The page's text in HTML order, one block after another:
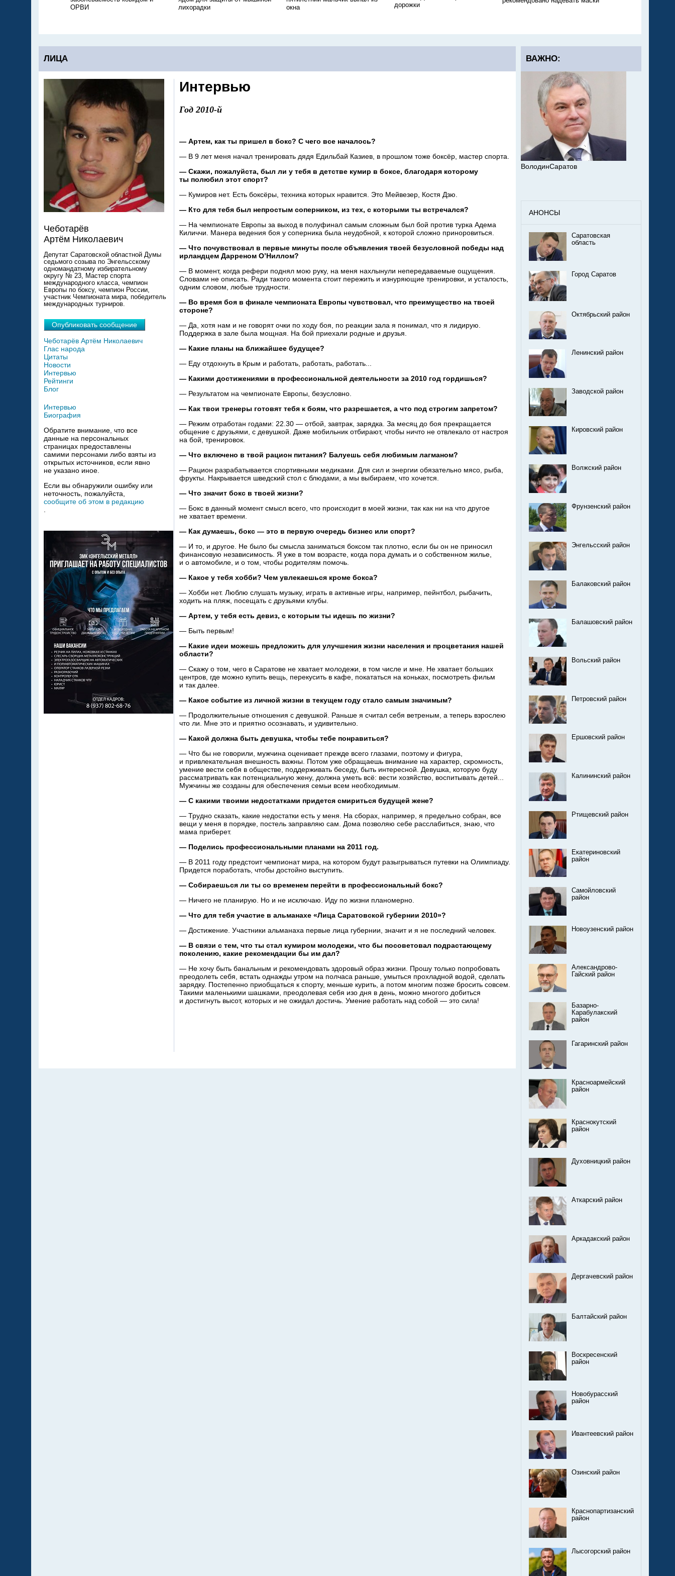
ОРВИ
лихорадки
окна
дорожки
ЛИЦА
Интервью
Год 2010-й
— Артем, как ты пришел в бокс? С чего все началось?
— В 9 лет меня начал тренировать дядя Едильбай Казиев, в прошлом тоже боксёр, мастер спорта.
— Скажи, пожалуйста, был ли у тебя в детстве кумир в боксе, благодаря которому
ты полюбил этот спорт?
— Кумиров нет. Есть боксёры, техника которых нравится. Это Мейвезер, Костя Дзю.
— Кто для тебя был непростым соперником, из тех, с которыми ты встречался?
— На чемпионате Европы за выход в полуфинал самым сложным был бой против турка Адема
Киличчи. Манера ведения боя у соперника была неудобной, к которой сложно приноровиться.
— Что почувствовал в первые минуты после объявления твоей безусловной победы над
ирландцем Дарреном О’Ниллом?
— В момент, когда рефери поднял мою руку, на меня нахлынули непередаваемые ощущения.
Словами не описать. Ради такого момента стоит пережить и изнуряющие тренировки, и усталость,
одним словом, любые трудности.
— Во время боя в финале чемпионата Европы чувствовал, что преимущество на твоей
стороне?
— Да, хотя нам и не говорят очки по ходу боя, по реакции зала я понимал, что я лидирую.
Поддержка в зале была мощная. На бой приехали родные и друзья.
— Какие планы на ближайшее будущее?
— Еду отдохнуть в Крым и работать, работать, работать...
— Какими достижениями в профессиональной деятельности за 2010 год гордишься?
— Результатом на чемпионате Европы, безусловно.
— Как твои тренеры готовят тебя к боям, что разрешается, а что под строгим запретом?
— Режим отработан годами: 22.30 — отбой, завтрак, зарядка. За месяц до боя прекращается
общение с друзьями, с девушкой. Даже мобильник отбирают, чтобы ничто не отвлекало от настроя
на бой, тренировок.
— Что включено в твой рацион питания? Балуешь себя любимым лагманом?
— Рацион разрабатывается спортивными медиками. Для сил и энергии обязательно мясо, рыба,
фрукты. Накрывается шведский стол с блюдами, а мы выбираем, что хочется.
— Что значит бокс в твоей жизни?
— Бокс в данный момент смысл всего, что происходит в моей жизни, так как ни на что другое
не хватает времени.
— Как думаешь, бокс — это в первую очередь бизнес или спорт?
— И то, и другое. Не было бы смысла заниматься боксом так плотно, если бы он не приносил
финансовую независимость. Я уже в том возрасте, когда пора думать и о собственном жилье,
и о автомобиле, и о том, чтобы родителям помочь.
— Какое у тебя хобби? Чем увлекаешься кроме бокса?
— Хобби нет. Люблю слушать музыку, играть в активные игры, например, пейнтбол, рыбачить,
ходить на пляж, посещать с друзьями клубы.
— Артем, у тебя есть девиз, с которым ты идешь по жизни?
— Быть первым!
— Какие идеи можешь предложить для улучшения жизни населения и процветания нашей
области?
— Скажу о том, чего в Саратове не хватает молодежи, в том числе и мне. Не хватает больших
центров, где можно купить вещь, перекусить в кафе, покататься на коньках, посмотреть фильм
и так далее.
— Какое событие из личной жизни в текущем году стало самым значимым?
— Продолжительные отношения с девушкой. Раньше я считал себя ветреным, а теперь взрослею
что ли. Мне это и приятно осознавать, и удивительно.
— Какой должна быть девушка, чтобы тебе понравиться?
— Что бы не говорили, мужчина оценивает прежде всего глазами, поэтому и фигура,
и привлекательная внешность важны. Потом уже обращаешь внимание на характер, скромность,
умение вести себя в обществе, поддерживать беседу, быть интересной. Девушка, которую буду
рассматривать как потенциальную жену, должна уметь всё: вести хозяйство, воспитывать детей...
Мужчины же созданы для обеспечения семьи всем необходимым.
— С какими твоими недостатками придется смириться будущей жене?
— Трудно сказать, какие недостатки есть у меня. На сборах, например, я предельно собран, все
вещи у меня в порядке, постель заправляю сам. Дома позволяю себе расслабиться, знаю, что
мама приберет.
— Поделись профессиональными планами на 2011 год.
— В 2011 году предстоит чемпионат мира, на котором будут разыгрываться путевки на Олимпиаду.
Придется поработать, чтобы достойно выступить.
— Собираешься ли ты со временем перейти в профессиональный бокс?
— Ничего не планирую. Но и не исключаю. Иду по жизни планомерно.
— Что для тебя участие в альманахе «Лица Саратовской губернии 2010»?
— Достижение. Участники альманаха первые лица губернии, значит и я не последний человек.
— В связи с тем, что ты стал кумиром молодежи, что бы посоветовал подрастающему
поколению, какие рекомендации бы им дал?
— Не хочу быть банальным и рекомендовать здоровый образ жизни. Прошу только попробовать
преодолеть себя, встать однажды утром на полчаса раньше, умыться прохладной водой, сделать
зарядку. Постепенно приобщаться к спорту, меньше курить, а потом многим позже бросить совсем.
Такими маленькими шашками, преодолевая себя изо дня в день, можно многого добиться
и достигнуть высот, которых и не ожидал достичь. Умение работать над собой — это сила!
Чеботарёв
Артём Николаевич
Депутат Саратовской областной Думы
седьмого созыва по Энгельсскому
одномандатному избирательному
округу № 23, Мастер спорта
международного класса, чемпион
Европы по боксу, чемпион России,
участник Чемпионата мира, победитель
международных турниров.
Опубликовать сообщение
Чеботарёв Артём Николаевич
Глас народа
Цитаты
Новости
Интервью
Рейтинги
Блог
Интервью
Биография
Обратите внимание, что все
данные на персональных
страницах предоставлены
самими персонами либо взяты из
открытых источников, если явно
не указано иное.
Если вы обнаружили ошибку или
неточность, пожалуйста,
сообщите об этом в редакцию
ВАЖНО:
ВолодинСаратов
АНОНСЫ
Саратовская
область
Город Саратов
Октябрьский район
Ленинский район
Заводской район
Кировский район
Волжский район
Фрунзенский район
Энгельсский район
Балаковский район
Балашовский район
Вольский район
Петровский район
Ершовский район
Калининский район
Ртищевский район
Екатериновский
район
Самойловский
район
Новоузенский район
Александрово-
Гайский район
Базарно-
Карабулакский
район
Гагаринский район
Красноармейский
район
Краснокутский
район
Духовницкий район
Аткарский район
Аркадакский район
Дергачевский район
Балтайский район
Воскресенский
район
Новобурасский
район
Ивантеевский район
Озинский район
Краснопартизанский
район
Лысогорский район